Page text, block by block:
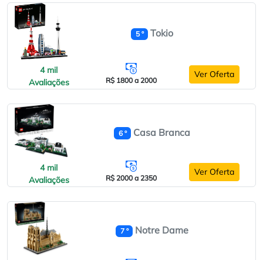
5 º Tokio
4 mil
Avaliações
R$ 1800 a 2000
Ver Oferta
6 º Casa Branca
4 mil
Avaliações
R$ 2000 a 2350
Ver Oferta
7 º Notre Dame